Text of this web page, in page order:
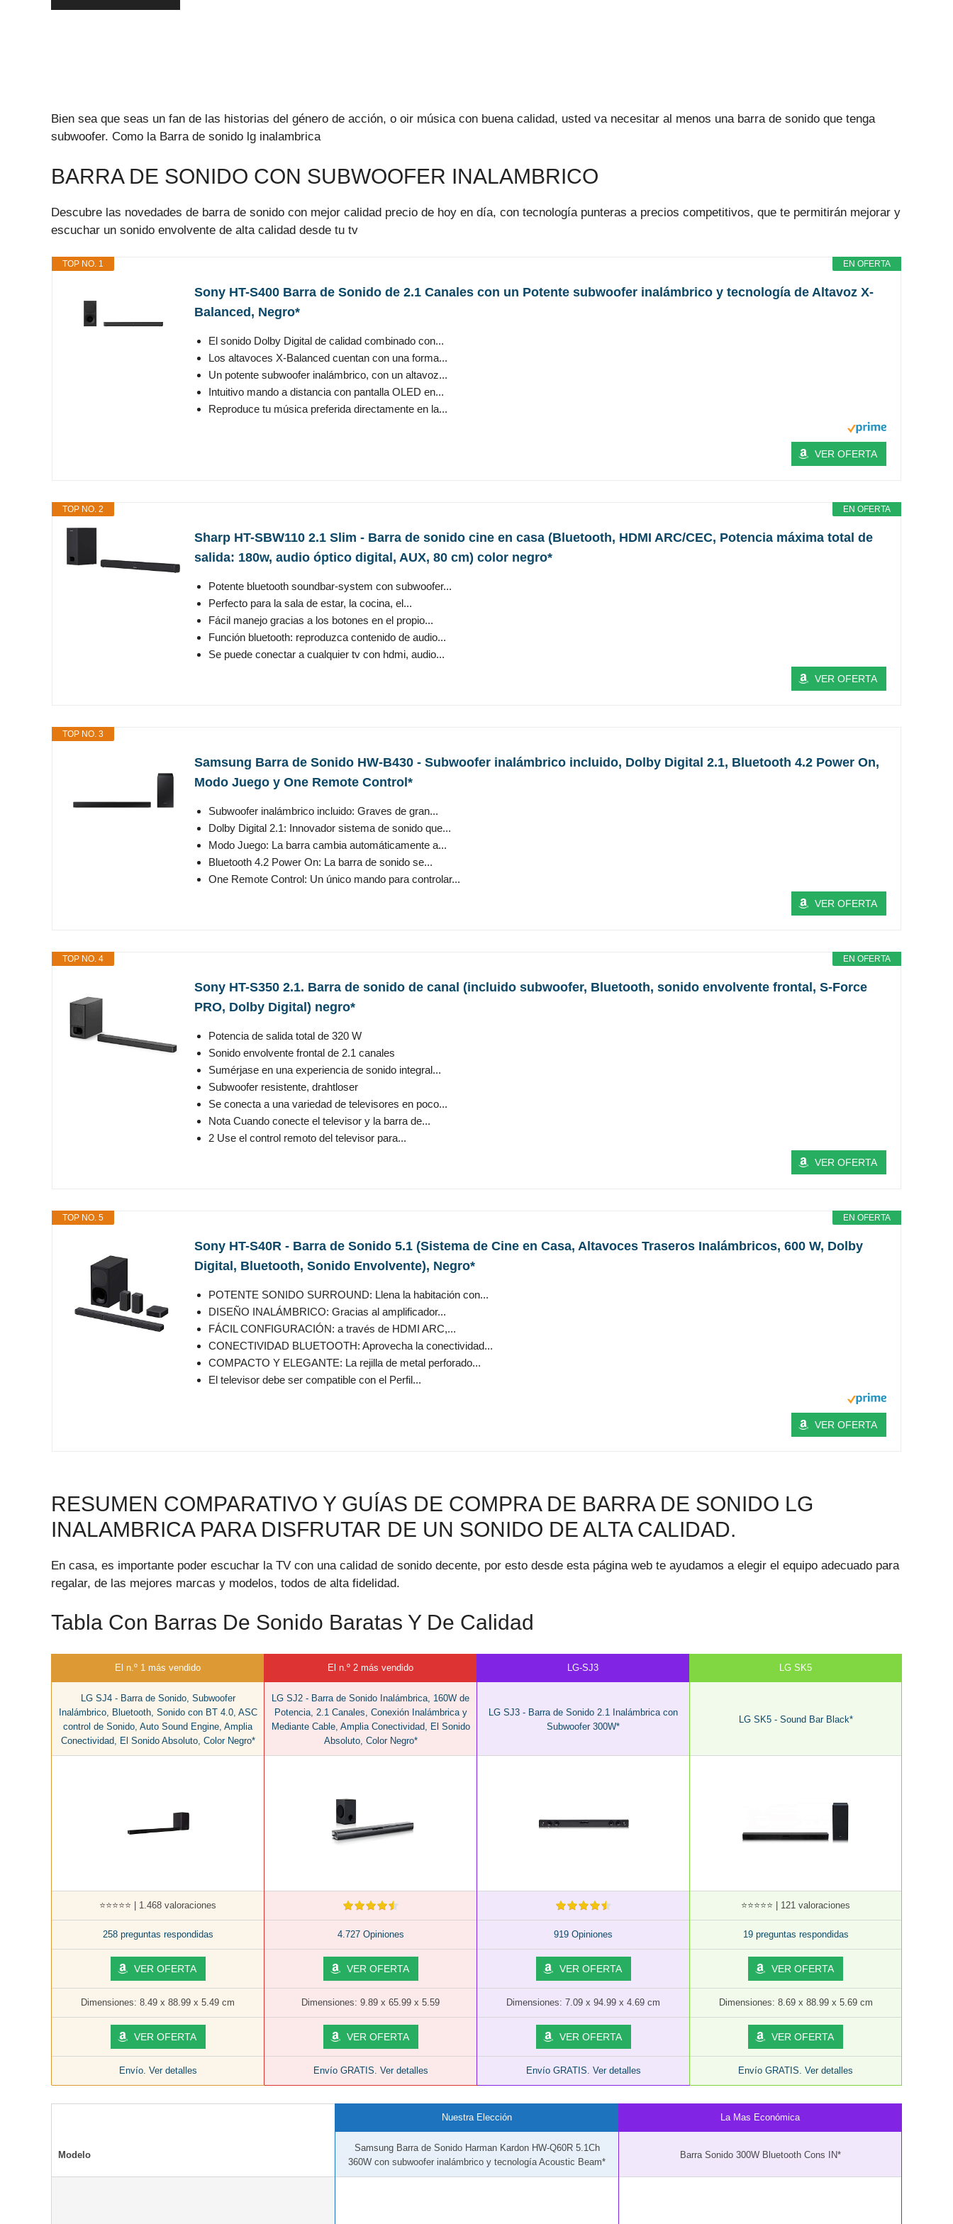
Bien sea que seas un fan de las historias del género de acción, o oir música con buena calidad, usted va necesitar al menos una barra de sonido que tenga
subwoofer. Como la Barra de sonido lg inalambrica
BARRA DE SONIDO CON SUBWOOFER INALAMBRICO
Descubre las novedades de barra de sonido con mejor calidad precio de hoy en día, con tecnología punteras a precios competitivos, que te permitirán mejorar y
escuchar un sonido envolvente de alta calidad desde tu tv
EN OFERTA
TOP NO. 1
Sony HT-S400 Barra de Sonido de 2.1 Canales con un Potente subwoofer inalámbrico y tecnología de Altavoz X-
Balanced, Negro*
El sonido Dolby Digital de calidad combinado con...
Los altavoces X-Balanced cuentan con una forma...
Un potente subwoofer inalámbrico, con un altavoz...
Intuitivo mando a distancia con pantalla OLED en...
Reproduce tu música preferida directamente en la...
VER OFERTA
EN OFERTA
TOP NO. 2
Sharp HT-SBW110 2.1 Slim - Barra de sonido cine en casa (Bluetooth, HDMI ARC/CEC, Potencia máxima total de
salida: 180w, audio óptico digital, AUX, 80 cm) color negro*
Potente bluetooth soundbar-system con subwoofer...
Perfecto para la sala de estar, la cocina, el...
Fácil manejo gracias a los botones en el propio...
Función bluetooth: reproduzca contenido de audio...
Se puede conectar a cualquier tv con hdmi, audio...
VER OFERTA
TOP NO. 3
Samsung Barra de Sonido HW-B430 - Subwoofer inalámbrico incluido, Dolby Digital 2.1, Bluetooth 4.2 Power On,
Modo Juego y One Remote Control*
Subwoofer inalámbrico incluido: Graves de gran...
Dolby Digital 2.1: Innovador sistema de sonido que...
Modo Juego: La barra cambia automáticamente a...
Bluetooth 4.2 Power On: La barra de sonido se...
One Remote Control: Un único mando para controlar...
VER OFERTA
EN OFERTA
TOP NO. 4
Sony HT-S350 2.1. Barra de sonido de canal (incluido subwoofer, Bluetooth, sonido envolvente frontal, S-Force
PRO, Dolby Digital) negro*
Potencia de salida total de 320 W
Sonido envolvente frontal de 2.1 canales
Sumérjase en una experiencia de sonido integral...
Subwoofer resistente, drahtloser
Se conecta a una variedad de televisores en poco...
Nota Cuando conecte el televisor y la barra de...
2 Use el control remoto del televisor para...
VER OFERTA
EN OFERTA
TOP NO. 5
Sony HT-S40R - Barra de Sonido 5.1 (Sistema de Cine en Casa, Altavoces Traseros Inalámbricos, 600 W, Dolby
Digital, Bluetooth, Sonido Envolvente), Negro*
POTENTE SONIDO SURROUND: Llena la habitación con...
DISEÑO INALÁMBRICO: Gracias al amplificador...
FÁCIL CONFIGURACIÓN: a través de HDMI ARC,...
CONECTIVIDAD BLUETOOTH: Aprovecha la conectividad...
COMPACTO Y ELEGANTE: La rejilla de metal perforado...
El televisor debe ser compatible con el Perfil...
VER OFERTA
RESUMEN COMPARATIVO Y GUÍAS DE COMPRA DE BARRA DE SONIDO LG
INALAMBRICA PARA DISFRUTAR DE UN SONIDO DE ALTA CALIDAD.
En casa, es importante poder escuchar la TV con una calidad de sonido decente, por esto desde esta página web te ayudamos a elegir el equipo adecuado para
regalar, de las mejores marcas y modelos, todos de alta fidelidad.
Tabla Con Barras De Sonido Baratas Y De Calidad
El n.º 1 más vendido
LG SJ4 - Barra de Sonido, Subwoofer
Inalámbrico, Bluetooth, Sonido con BT 4.0, ASC
control de Sonido, Auto Sound Engine, Amplia
Conectividad, El Sonido Absoluto, Color Negro*
El n.º 2 más vendido
LG SJ2 - Barra de Sonido Inalámbrica, 160W de
Potencia, 2.1 Canales, Conexión Inalámbrica y
Mediante Cable, Amplia Conectividad, El Sonido
Absoluto, Color Negro*
LG-SJ3
LG SJ3 - Barra de Sonido 2.1 Inalámbrica con
Subwoofer 300W*
LG SK5
LG SK5 - Sound Bar Black*
⭐⭐⭐⭐⭐ | 1.468 valoraciones ⭐⭐⭐⭐⭐ | 121 valoraciones
258 preguntas respondidas 4.727 Opiniones 919 Opiniones 19 preguntas respondidas
VER OFERTA VER OFERTA VER OFERTA VER OFERTA
Dimensiones: 8.49 x 88.99 x 5.49 cm Dimensiones: 9.89 x 65.99 x 5.59 Dimensiones: 7.09 x 94.99 x 4.69 cm Dimensiones: 8.69 x 88.99 x 5.69 cm
VER OFERTA VER OFERTA VER OFERTA VER OFERTA
Envío. Ver detalles Envío GRATIS. Ver detalles Envío GRATIS. Ver detalles Envío GRATIS. Ver detalles
Modelo
Nuestra Elección
Samsung Barra de Sonido Harman Kardon HW-Q60R 5.1Ch
360W con subwoofer inalámbrico y tecnología Acoustic Beam*
La Mas Económica
Barra Sonido 300W Bluetooth Cons IN*